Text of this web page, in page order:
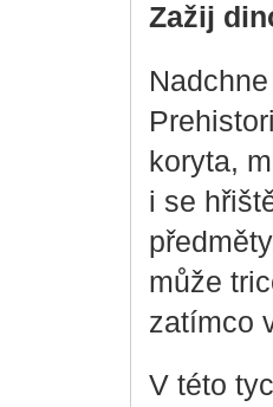
Zažij
koryta,
i se
může
zatímco
V této